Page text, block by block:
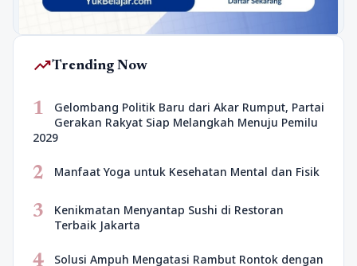
trending_upTrending Now
1
Gelombang Politik Baru dari Akar Rumput, Partai
Gerakan Rakyat Siap Melangkah Menuju Pemilu
2029
2 Manfaat Yoga untuk Kesehatan Mental dan Fisik
3
Kenikmatan Menyantap Sushi di Restoran
Terbaik Jakarta
4
Solusi Ampuh Mengatasi Rambut Rontok dengan